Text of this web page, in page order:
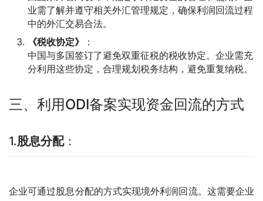
业需了解并遵守相关外汇管理规定，确保利润回流过程
中的外汇交易合法。
《税收协定》
：
中国与多国签订了避免双重征税的税收协定。企业需充
分利用这些协定，合理规划税务结构，避免重复纳税。
三、利用ODI备案实现资金回流的方式
1.股息分配：
企业可通过股息分配的方式实现境外利润回流。这需要企业